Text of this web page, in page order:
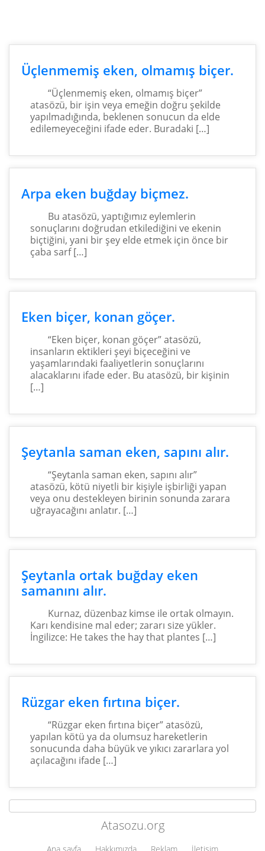
Üçlenmemiş eken, olmamış biçer.
“Üçlenmemiş eken, olmamış biçer”
atasözü, bir işin veya emeğin doğru şekilde
yapılmadığında, beklenen sonucun da elde
edilemeyeceğini ifade eder. Buradaki […]
Arpa eken buğday biçmez.
Bu atasözü, yaptığımız eylemlerin
sonuçlarını doğrudan etkilediğini ve ekenin
biçtiğini, yani bir şey elde etmek için önce bir
çaba sarf […]
Eken biçer, konan göçer.
“Eken biçer, konan göçer” atasözü,
insanların ektikleri şeyi biçeceğini ve
yaşamlarındaki faaliyetlerin sonuçlarını
alacaklarını ifade eder. Bu atasözü, bir kişinin
[…]
Şeytanla saman eken, sapını alır.
“Şeytanla saman eken, sapını alır”
atasözü, kötü niyetli bir kişiyle işbirliği yapan
veya onu destekleyen birinin sonunda zarara
uğrayacağını anlatır. […]
Şeytanla ortak buğday eken
samanını alır.
Kurnaz, düzenbaz kimse ile ortak olmayın.
Karı kendisine mal eder; zararı size yükler.
İngilizce: He takes the hay that plantes […]
Rüzgar eken fırtına biçer.
“Rüzgar eken fırtına biçer” atasözü,
yapılan kötü ya da olumsuz hareketlerin
sonucunda daha büyük ve yıkıcı zararlara yol
açılacağını ifade […]
Atasozu.org